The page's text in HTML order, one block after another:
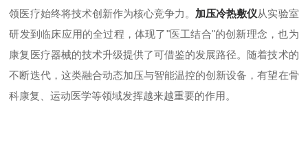
领医疗始终将技术创新作为核心竞争力。 加压冷热敷仪从实验室
研发到临床应用的全过程，体现了"医工结合"的创新理念，也为
康复医疗器械的技术升级提供了可借鉴的发展路径。随着技术的
不断迭代，这类融合动态加压与智能温控的创新设备，有望在骨
科康复、运动医学等领域发挥越来越重要的作用。